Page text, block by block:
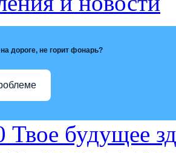
дороге, не горит фонарь?